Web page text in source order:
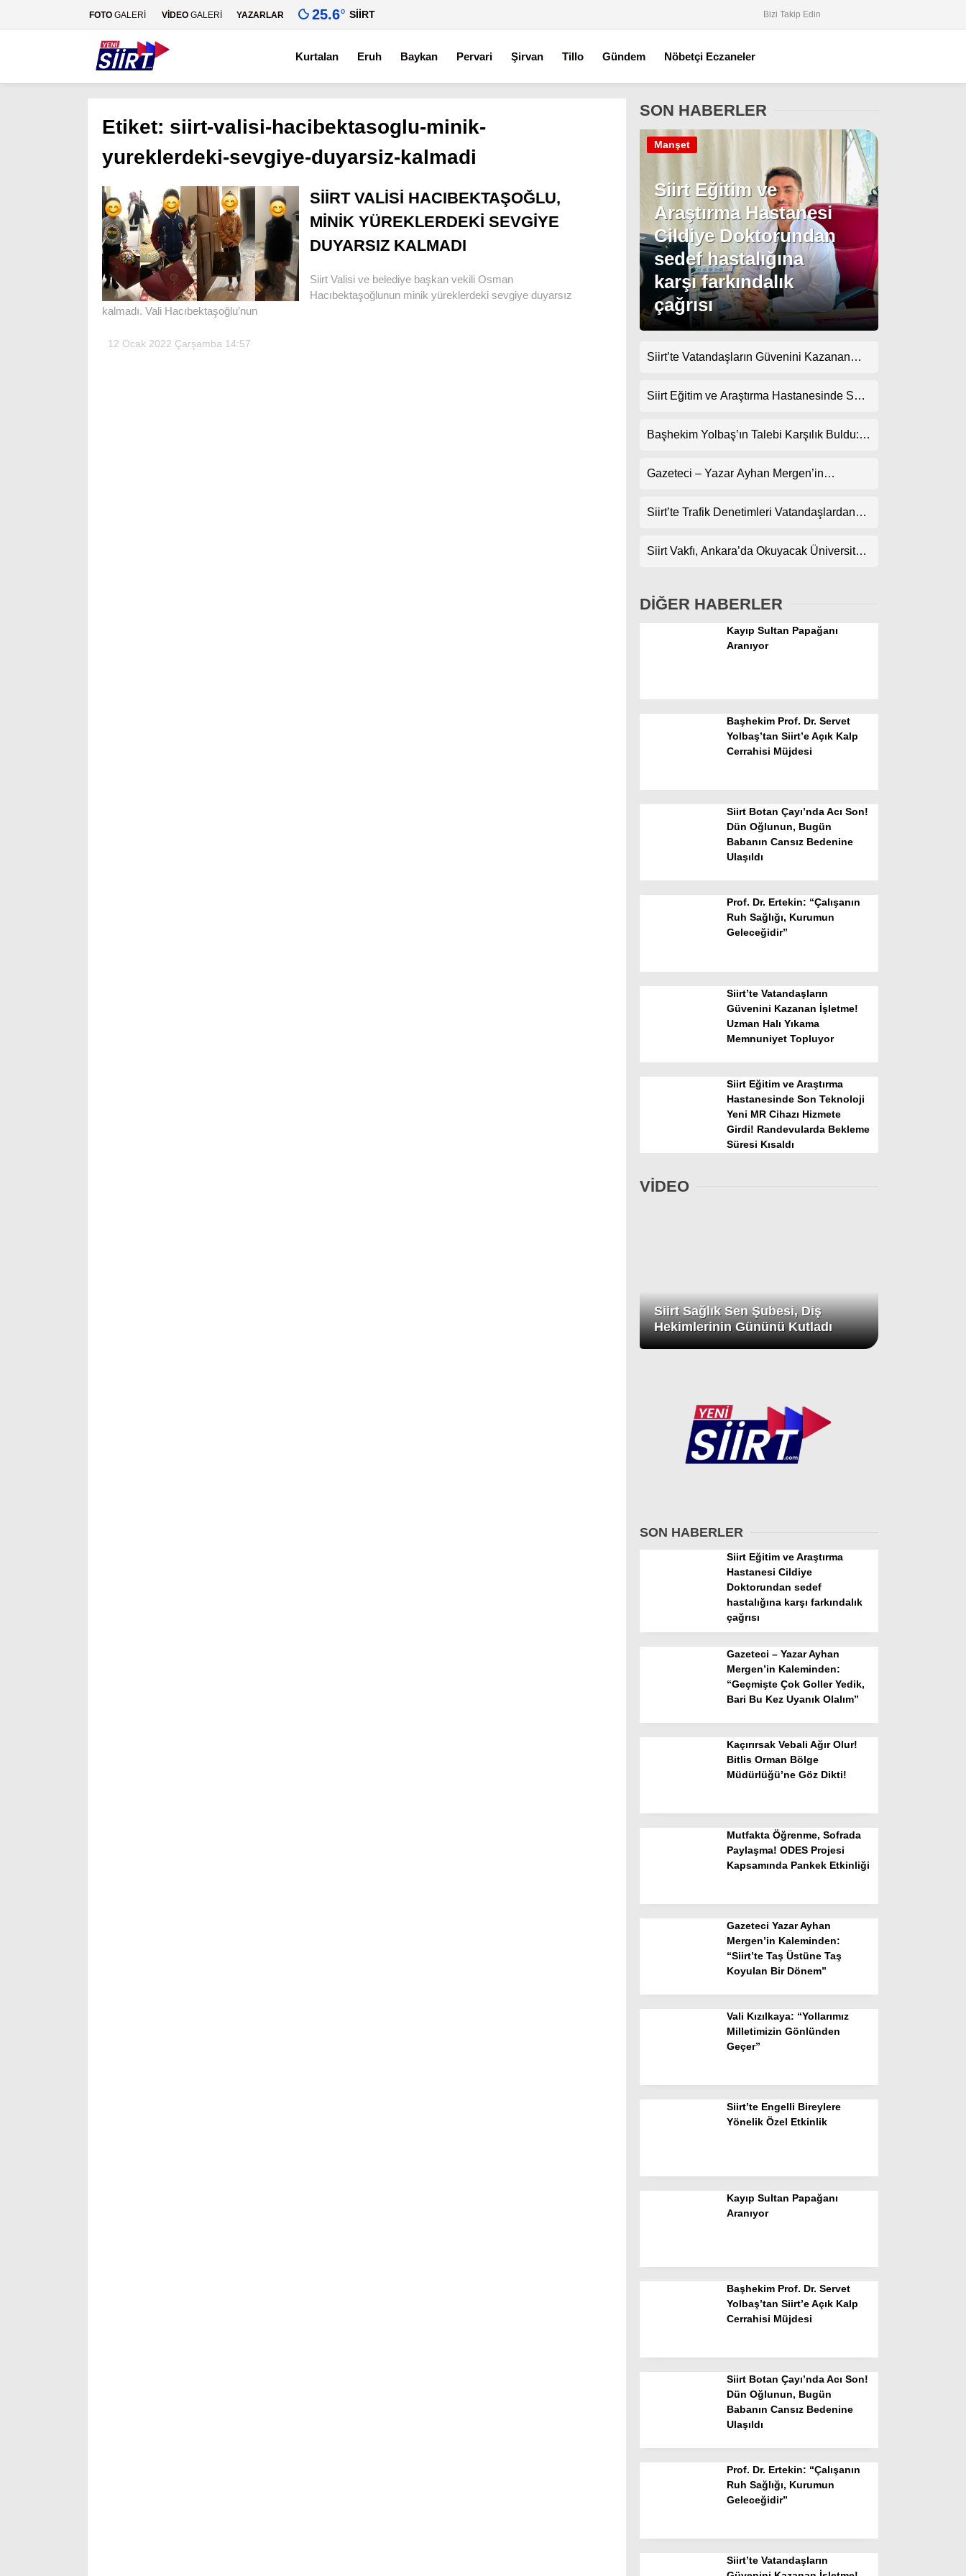
Gündem
Dünya
Spor
Facebook
FOTO GALERİ VİDEO GALERİ YAZARLAR 25.6° SIIRT Bizi Takip Edin
Kurtalan Eruh Baykan Pervari Şirvan Tillo Gündem Nöbetçi Eczaneler
Etiket: siirt-valisi-hacibektasoglu-minik-
yureklerdeki-sevgiye-duyarsiz-kalmadi
SİİRT VALİSİ HACIBEKTAŞOĞLU,
MİNİK YÜREKLERDEKİ SEVGİYE
DUYARSIZ KALMADI
Siirt Valisi ve belediye başkan vekili Osman
Hacıbektaşoğlunun minik yüreklerdeki sevgiye duyarsız
kalmadı. Vali Hacıbektaşoğlu’nun
12 Ocak 2022 Çarşamba 14:57
SON HABERLER
Siirt Eğitim ve
Araştırma Hastanesi
Cildiye Doktorundan
sedef hastalığına
karşı farkındalık
çağrısı
Manşet
Siirt’te Vatandaşların Güvenini Kazanan
Topluyor
Siirt Eğitim ve Araştırma Hastanesinde Son
Randevularda Bekleme Süresi Kısaldı
Başhekim Yolbaş’ın Talebi Karşılık Buldu:
Gazeteci – Yazar Ayhan Mergen’in
Kuralları”
Siirt’te Trafik Denetimleri Vatandaşlardan
Siirt Vakfı, Ankara’da Okuyacak Üniversite
DİĞER HABERLER
Kayıp Sultan Papağanı
Aranıyor
Başhekim Prof. Dr. Servet
Yolbaş’tan Siirt’e Açık Kalp
Cerrahisi Müjdesi
Siirt Botan Çayı’nda Acı Son!
Dün Oğlunun, Bugün
Babanın Cansız Bedenine
Ulaşıldı
Prof. Dr. Ertekin: “Çalışanın
Ruh Sağlığı, Kurumun
Geleceğidir”
Siirt’te Vatandaşların
Güvenini Kazanan İşletme!
Uzman Halı Yıkama
Memnuniyet Topluyor
Siirt Eğitim ve Araştırma
Hastanesinde Son Teknoloji
Yeni MR Cihazı Hizmete
Girdi! Randevularda Bekleme
Süresi Kısaldı
VİDEO
Siirt Sağlık Sen Şubesi, Diş
Hekimlerinin Gününü Kutladı
SON HABERLER
Siirt Eğitim ve Araştırma
Hastanesi Cildiye
Doktorundan sedef
hastalığına karşı farkındalık
çağrısı
Gazeteci – Yazar Ayhan
Mergen’in Kaleminden:
“Geçmişte Çok Goller Yedik,
Bari Bu Kez Uyanık Olalım”
Kaçırırsak Vebali Ağır Olur!
Bitlis Orman Bölge
Müdürlüğü’ne Göz Dikti!
Mutfakta Öğrenme, Sofrada
Paylaşma! ODES Projesi
Kapsamında Pankek Etkinliği
Gazeteci Yazar Ayhan
Mergen’in Kaleminden:
“Siirt’te Taş Üstüne Taş
Koyulan Bir Dönem”
Vali Kızılkaya: “Yollarımız
Milletimizin Gönlünden
Geçer”
Siirt’te Engelli Bireylere
Yönelik Özel Etkinlik
Kayıp Sultan Papağanı
Aranıyor
Başhekim Prof. Dr. Servet
Yolbaş’tan Siirt’e Açık Kalp
Cerrahisi Müjdesi
Siirt Botan Çayı’nda Acı Son!
Dün Oğlunun, Bugün
Babanın Cansız Bedenine
Ulaşıldı
Prof. Dr. Ertekin: “Çalışanın
Ruh Sağlığı, Kurumun
Geleceğidir”
Siirt’te Vatandaşların